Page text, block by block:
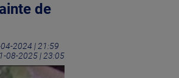
de
2024 | 21:59
08-2025 | 23:05